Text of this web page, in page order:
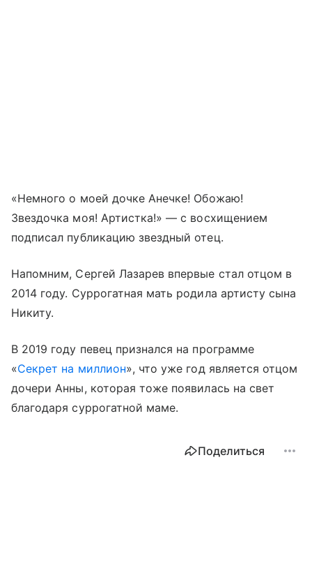
«Немного о моей дочке Анечке! Обожаю!
Звездочка моя! Артистка!» — с восхищением
подписал публикацию звездный отец.
Напомним, Сергей Лазарев впервые стал отцом в
2014 году. Суррогатная мать родила артисту сына
Никиту.
В 2019 году певец признался на программе
«Секрет на миллион», что уже год является отцом
дочери Анны, которая тоже появилась на свет
благодаря суррогатной маме.
Поделиться